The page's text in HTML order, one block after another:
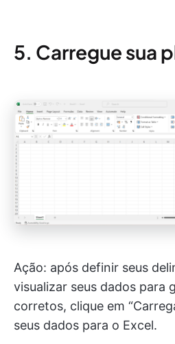
5. Carregue sua
Ação: após definir seus
visualizar seus dados para
corretos, clique em
seus dados para o Excel.